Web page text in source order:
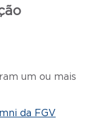
um ou mais
da FGV